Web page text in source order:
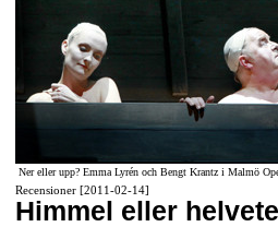
Ner eller upp? Emma Lyrén och Bengt Krantz i Malmö
Recensioner [2011-02-14]
Himmel eller helvete